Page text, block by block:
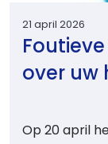
21 april 2026
over uw
Op 20 april